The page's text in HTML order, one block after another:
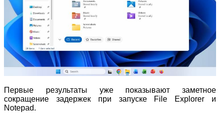
Первые результаты уже показывают заметное
сокращение задержек при запуске File Explorer и
Notepad.